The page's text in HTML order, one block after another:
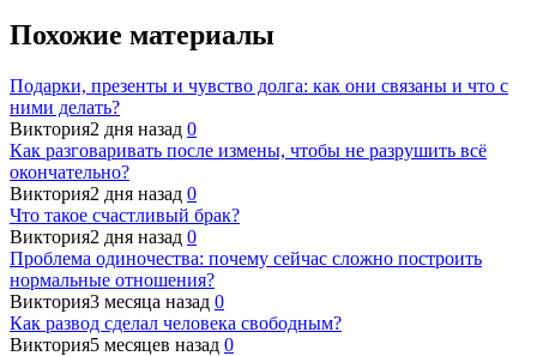
Похожие материалы
Подарки, презенты и чувство долга: как они связаны и что с
ними делать?
Виктория2 дня назад 0
Как разговаривать после измены, чтобы не разрушить всё
окончательно?
Виктория2 дня назад 0
Что такое счастливый брак?
Виктория2 дня назад 0
Проблема одиночества: почему сейчас сложно построить
нормальные отношения?
Виктория3 месяца назад 0
Как развод сделал человека свободным?
Виктория5 месяцев назад 0